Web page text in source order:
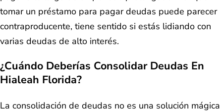
tomar un préstamo para pagar deudas puede parecer
contraproducente, tiene sentido si estás lidiando con
varias deudas de alto interés.
¿Cuándo Deberías Consolidar Deudas En
Hialeah Florida?
La consolidación de deudas no es una solución mágica